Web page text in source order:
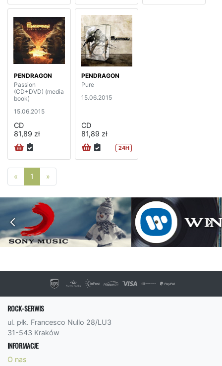
PENDRAGON
Passion
(CD+DVD) (media
book)
15.06.2015
CD
81,89 zł
PENDRAGON
Pure
15.06.2015
CD
81,89 zł
24H
« Poprzednia strona
1 »
ROCK-SERWIS
ul. płk. Francesco Nullo 28/LU3
31-543 Kraków
INFORMACJE
O nas